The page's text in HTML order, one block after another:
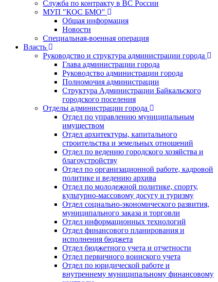
Служба по контракту в ВС России
МУП "КОС БМО"
Общая информация
Новости
Специальная-военная операция
Власть
Руководство и структура администрации города
Глава администрации города
Руководство администрации города
Полномочия администрации
Структура Администрации Байкальского
городского поселения
Отделы администрации города
Отдел по управлению муниципальным
имуществом
Отдел архитектуры, капитального
строительства и земельных отношений
Отдел по ведению городского хозяйства и
благоустройству
Отдел по организационной работе, кадровой
политике и ведению архива
Отдел по молодежной политике, спорту,
культурно-массовому досугу и туризму
Отдел социально-экономического развития,
муниципального заказа и торговли
Отдел информационных технологий
Отдел финансового планирования и
исполнения бюджета
Отдел бюджетного учета и отчетности
Отдел первичного воинского учета
Отдел по юридической работе и
внутреннему муниципальному финансовому